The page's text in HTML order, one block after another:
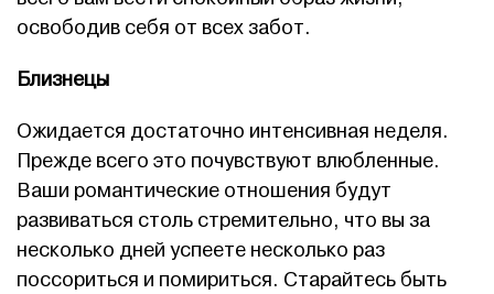
освободив себя от всех забот.
Близнецы
Ожидается достаточно интенсивная неделя.
Прежде всего это почувствуют влюбленные.
Ваши романтические отношения будут
развиваться столь стремительно, что вы за
несколько дней успеете несколько раз
поссориться и помириться. Старайтесь быть